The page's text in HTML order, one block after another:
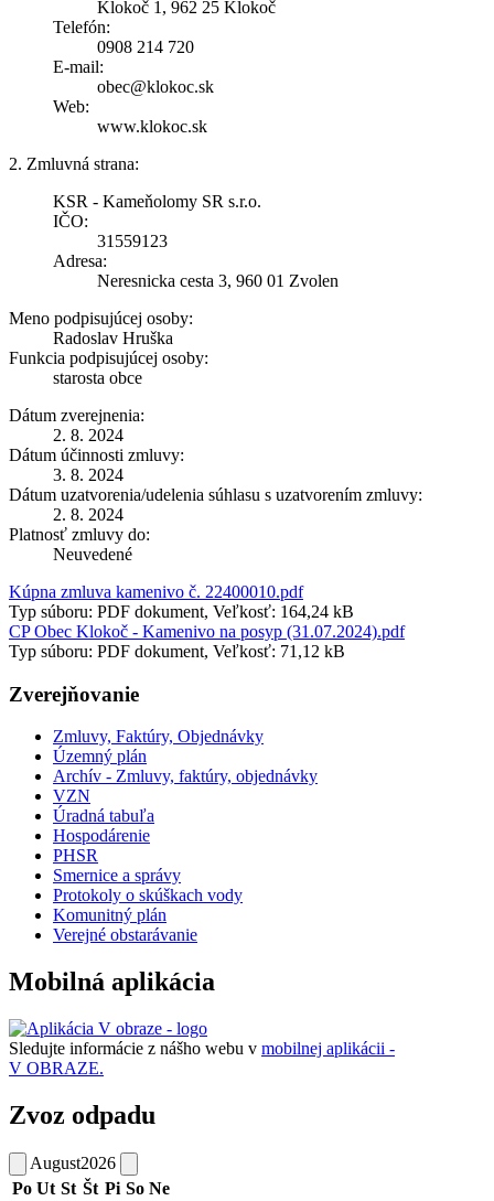
Klokoč 1, 962 25 Klokoč
Telefón:
0908 214 720
E-mail:
obec@klokoc.sk
Web:
www.klokoc.sk
2. Zmluvná strana:
KSR - Kameňolomy SR s.r.o.
IČO:
31559123
Adresa:
Neresnicka cesta 3, 960 01 Zvolen
Meno podpisujúcej osoby:
Radoslav Hruška
Funkcia podpisujúcej osoby:
starosta obce
Dátum zverejnenia:
2. 8. 2024
Dátum účinnosti zmluvy:
3. 8. 2024
Dátum uzatvorenia/udelenia súhlasu s uzatvorením zmluvy:
2. 8. 2024
Platnosť zmluvy do:
Neuvedené
Kúpna zmluva kamenivo č. 22400010.pdf
Typ súboru: PDF dokument, Veľkosť: 164,24 kB
CP Obec Klokoč - Kamenivo na posyp (31.07.2024).pdf
Typ súboru: PDF dokument, Veľkosť: 71,12 kB
Zverejňovanie
Zmluvy, Faktúry, Objednávky
Územný plán
Archív - Zmluvy, faktúry, objednávky
VZN
Úradná tabuľa
Hospodárenie
PHSR
Smernice a správy
Protokoly o skúškach vody
Komunitný plán
Verejné obstarávanie
Mobilná aplikácia
Sledujte informácie z nášho webu v mobilnej aplikácii -
V OBRAZE.
Zvoz odpadu
August2026
Po Ut St Št Pi So Ne